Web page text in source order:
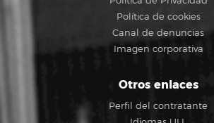
Política de cookies
Canal de denuncias
Imagen corporativa
Otros enlaces
Perfil del contratante